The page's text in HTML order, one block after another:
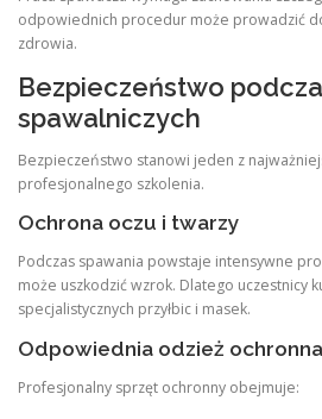
odpowiednich procedur może prowadzić
zdrowia.
Bezpieczeństwo
spawalniczych
Bezpieczeństwo stanowi jeden z
profesjonalnego szkolenia.
Ochrona oczu i twarzy
Podczas spawania powstaje intensywne
może uszkodzić wzrok. Dlatego uczestnicy
specjalistycznych przyłbic i masek.
Odpowiednia odzież ochronna
Profesjonalny sprzęt ochronny obejmuje: